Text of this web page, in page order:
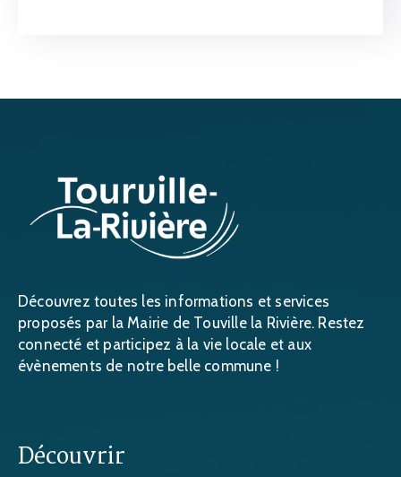
Découvrez toutes les informations et services
proposés par la Mairie de Touville la Rivière. Restez
connecté et participez à la vie locale et aux
évènements de notre belle commune !
Découvrir